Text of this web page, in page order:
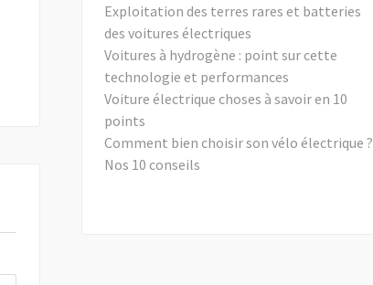
Exploitation des terres rares et batteries
des voitures électriques
Voitures à hydrogène : point sur cette
technologie et performances
Voiture électrique choses à savoir en 10
points
Comment bien choisir son vélo électrique ?
Nos 10 conseils